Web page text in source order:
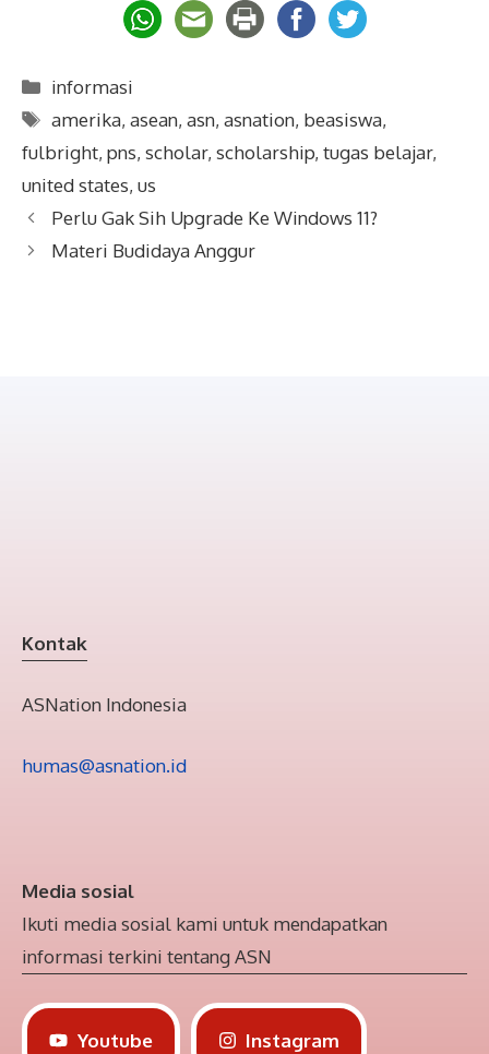
Categories
informasi
Tags
amerika,asean,asn,asnation, beasiswa,
fulbright, pns, scholar, scholarship, tugas belajar,
united states, us
Perlu Gak Sih Upgrade Ke Windows 11?
Materi Budidaya Anggur
Kontak
ASNation Indonesia
humas@asnation.id
Media sosial
Ikuti media sosial kami untuk mendapatkan
informasi terkini tentang ASN
Youtube Instagram